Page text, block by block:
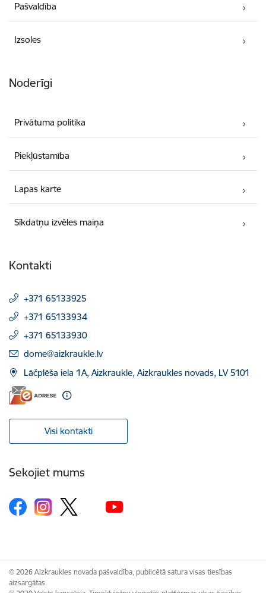
Pašvaldība
Izsoles
Noderīgi
Privātuma politika
Piekļūstamība
Lapas karte
Sīkdatņu izvēles maiņa
Kontakti
+371 65133925
+371 65133934
+371 65133930
E-pasts:
dome@aizkraukle.lv
Lāčplēša iela 1A, Aizkraukle, Aizkraukles novads, LV 5101
Visi kontakti
Sekojiet mums
© 2026 Aizkraukles novada pašvaldība, publicētā satura visas tiesības
aizsargātas.